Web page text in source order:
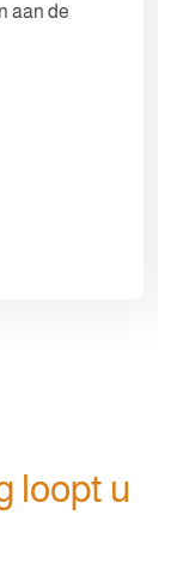
aan de
loopt u